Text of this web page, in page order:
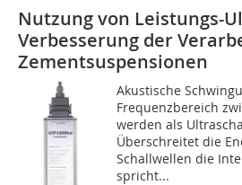
Nutzung von Leistungs-
Verbesserung der
Zementsuspensionen
Akustische
Frequenzbereich
werden als
Überschreitet die
Schallwellen die
spricht...